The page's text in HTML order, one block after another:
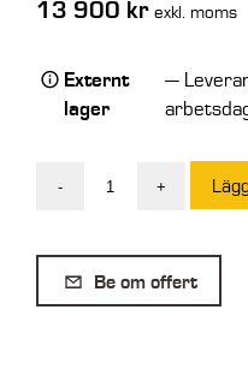
13 900 kr exkl. moms
Externt
lager
—
-
Dikesskopa
250
Liter
+
Be om offert